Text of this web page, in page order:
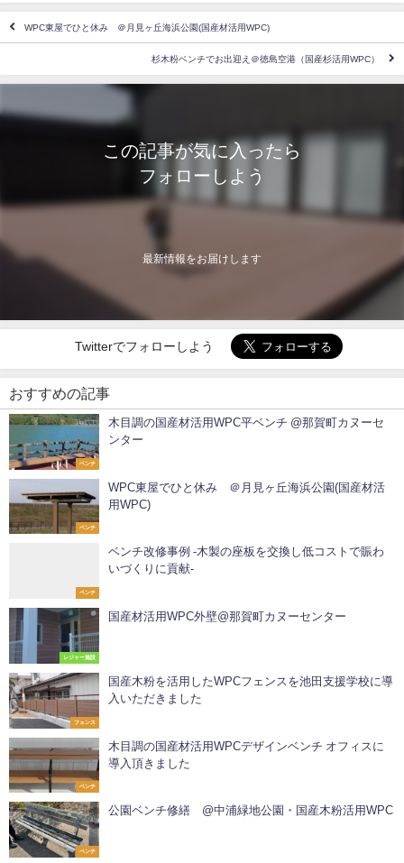
WPC東屋でひと休み ＠月見ヶ丘海浜公園(国産材活用WPC)
杉木粉ベンチでお出迎え＠徳島空港（国産杉活用WPC）
この記事が気に入ったら
フォローしよう
最新情報をお届けします
Twitterでフォローしよう
おすすめの記事
ベンチ
木目調の国産材活用WPC平ベンチ @那賀町カヌーセ
ンター
ベンチ
WPC東屋でひと休み ＠月見ヶ丘海浜公園(国産材活
用WPC)
ベンチ
ベンチ改修事例 -木製の座板を交換し低コストで賑わ
いづくりに貢献-
レジャー施設
国産材活用WPC外壁@那賀町カヌーセンター
フェンス
国産木粉を活用したWPCフェンスを池田支援学校に導
入いただきました
ベンチ
木目調の国産材活用WPCデザインベンチ オフィスに
導入頂きました
ベンチ
公園ベンチ修繕 @中浦緑地公園・国産木粉活用WPC